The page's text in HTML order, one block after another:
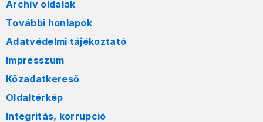
Archív oldalak
További honlapok
Adatvédelmi tájékoztató
Impresszum
Közadatkereső
Oldaltérkép
Integritás, korrupció